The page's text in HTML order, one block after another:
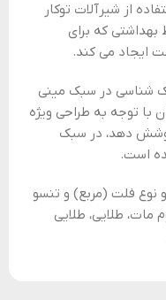
از شیرآلات توکار
که برای
ایجاد می کند.
شناسی در سبک مینی
با توجه به طراحی ویژه
دهد، در سبک
است.
نوع فلت (مربع) و تنسو
مات، طلایی، طلایی